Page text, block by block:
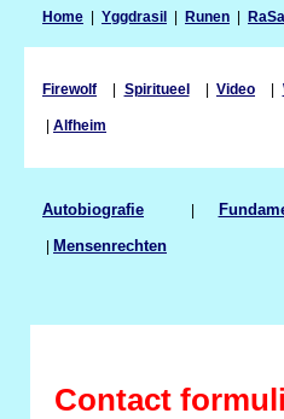
Home | Yggdrasil | Runen |
Firewolf | Spiritueel| Video |
| Alfheim
Autobiografie |
| Mensenrechten
Contact